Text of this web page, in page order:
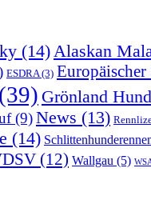
(14) Alaskan
ESDRA(3)
(39) Grönland Hund
(9)News (13)
(14)
(12) Wallgau (5)